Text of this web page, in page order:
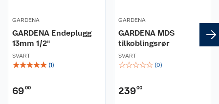
GARDENA
GARDENA Endeplugg
13mm 1/2"
SVART
☆☆☆☆☆ (1)
6900
GARDENA
GARDENA MDS
tilkoblingsrør
SVART
☆☆☆☆☆ (0)
23900